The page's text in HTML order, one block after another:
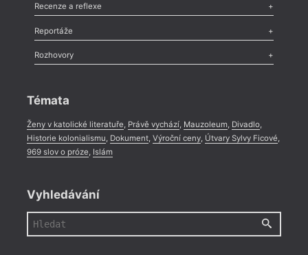
Esej , Pádlo,Úvaha
Recenze a reflexe
Recenze
Méně slov o próze,Celá rubrika
Reportáže
Literární zítřky
Celá rubrika
Rozhovory
Témata
Ženy v katolické literatuře, Právě vychází, Mauzoleum, Divadlo,
Historie kolonialismu, Dokument, Výroční ceny, Útvary Sylvy Ficové,
969 slov o próze, Islám
Vyhledávání